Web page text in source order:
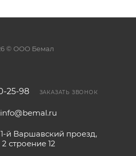
© ООО Бемал
25-98 ЗАКАЗАТЬ ЗВОНОК
info@bemal.ru
1-й Варшавский проезд,
2 строение 12